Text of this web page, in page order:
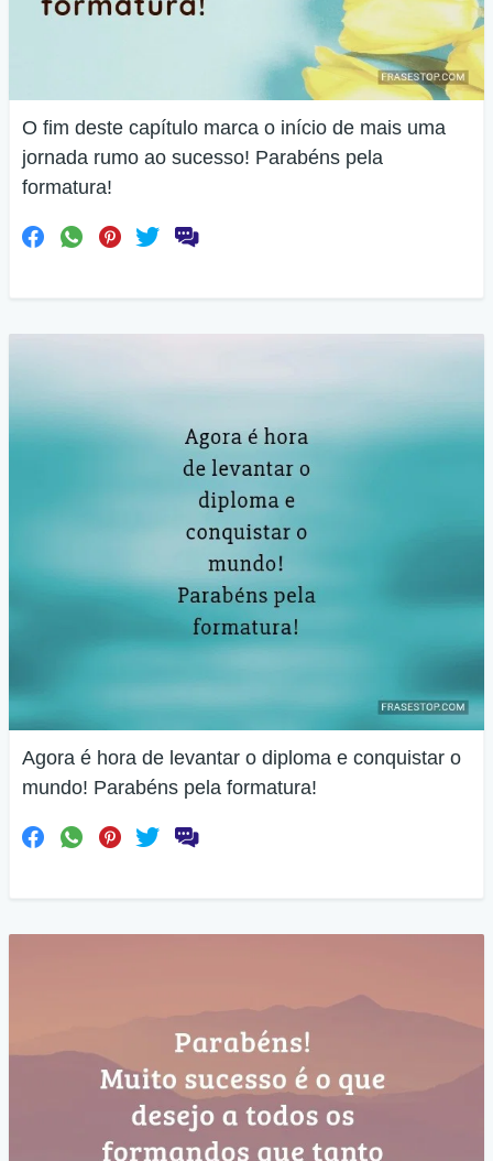
O fim deste capítulo marca o início de mais uma
jornada rumo ao sucesso! Parabéns pela
formatura!
Agora é hora de levantar o diploma e conquistar o
mundo! Parabéns pela formatura!